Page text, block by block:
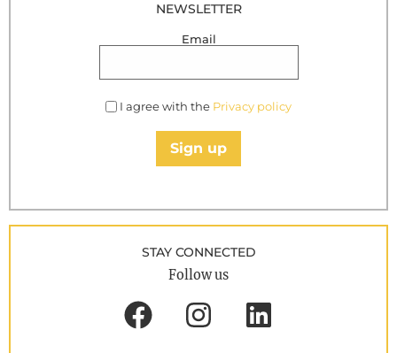
NEWSLETTER
Email
I agree with the Privacy policy
Sign up
STAY CONNECTED
Follow us